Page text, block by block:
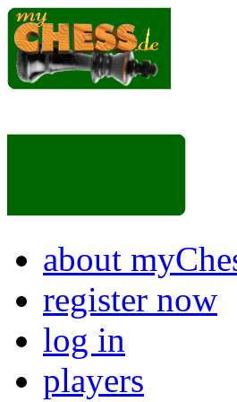
about
register now
log in
players